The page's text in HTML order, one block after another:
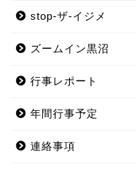
stop-ザ-イジメ
ズームイン黒沼
行事レポート
年間行事予定
連絡事項